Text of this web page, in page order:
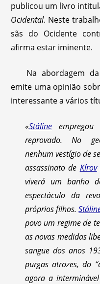
publicou um livro
Ocidental. Neste
sãs do Ocidente
afirma estar iminente.
Na abordagem
emite uma opinião
interessante a vários
«Stálineempregou
reprovado. No
nenhum vestígio de
assassinato de Kírov
viverá um banho
espectáculo da
próprios filhos.
povo um regime de
as novas medidas
sangue dos anos
purgas atrozes, do
agora a